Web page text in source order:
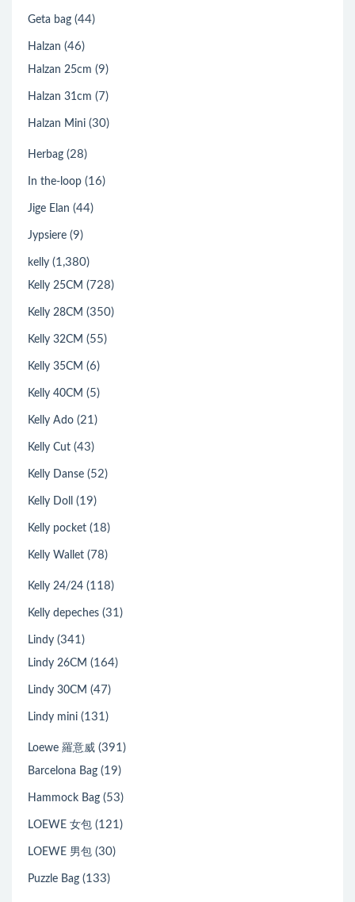
Geta bag (44)
Halzan (46)
Halzan 25cm (9)
Halzan 31cm (7)
Halzan Mini (30)
Herbag (28)
In the-loop (16)
Jige Elan (44)
Jypsiere (9)
kelly (1,380)
Kelly 25CM (728)
Kelly 28CM (350)
Kelly 32CM (55)
Kelly 35CM (6)
Kelly 40CM (5)
Kelly Ado (21)
Kelly Cut (43)
Kelly Danse (52)
Kelly Doll (19)
Kelly pocket (18)
Kelly Wallet (78)
Kelly 24/24 (118)
Kelly depeches (31)
Lindy (341)
Lindy 26CM (164)
Lindy 30CM (47)
Lindy mini (131)
Loewe 羅意威 (391)
Barcelona Bag (19)
Hammock Bag (53)
LOEWE 女包 (121)
LOEWE 男包 (30)
Puzzle Bag (133)